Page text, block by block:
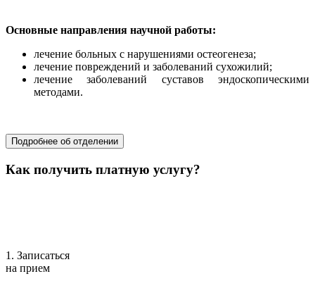
Основные направления научной работы:
лечение больных с нарушениями остеогенеза;
лечение повреждений и заболеваний сухожилий;
лечение заболеваний суставов эндоскопическими
методами.
Подробнее об отделении
Как получить платную услугу?
1. Записаться
на прием